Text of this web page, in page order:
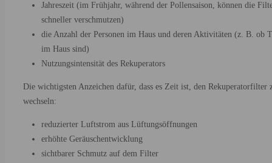
Jahreszeit (im Frühjahr, während der Pollensaison, können die
schneller verschmutzen)
die Anzahl der Personen im Haus und deren Aktivitäten (z. B. ob
im Haus sind)
Nutzungsintensität des Rekuperators
Die wichtigsten Anzeichen dafür, dass es Zeit ist, den Rekuperatorfilter
wechseln:
reduzierter Luftstrom aus Lüftungsöffnungen
erhöhte Geräuschentwicklung
sichtbarer Schmutz auf dem Filter